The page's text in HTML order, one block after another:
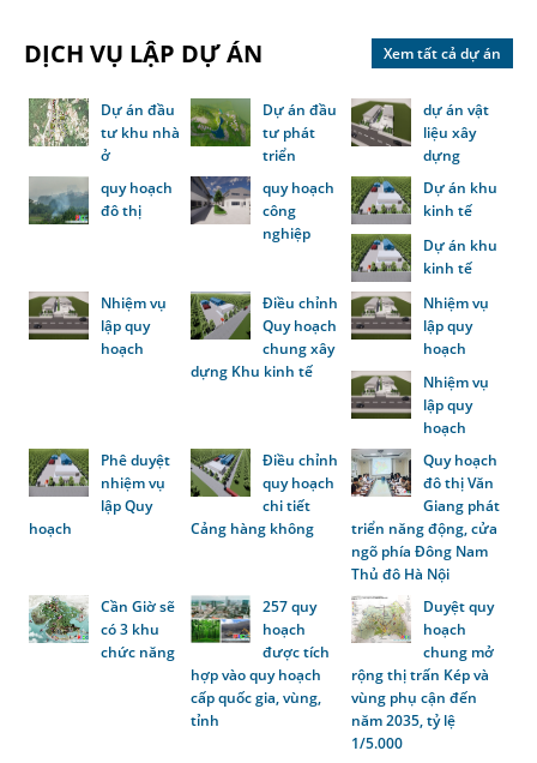
DỊCH VỤ LẬP DỰ ÁN Xem tất cả dự án
Dự án đầu
tư khu nhà
ở
Dự án đầu
tư phát
triển
dự án vật
liệu xây
dựng
quy hoạch
đô thị
quy hoạch
công
nghiệp
Dự án khu
kinh tế
Dự án khu
kinh tế
Nhiệm vụ
lập quy
hoạch
Điều chỉnh
Quy hoạch
chung xây
dựng Khu kinh tế
Nhiệm vụ
lập quy
hoạch
Nhiệm vụ
lập quy
hoạch
Phê duyệt
nhiệm vụ
lập Quy
hoạch
Điều chỉnh
quy hoạch
chi tiết
Cảng hàng không
Quy hoạch
đô thị Văn
Giang phát
triển năng động, cửa
ngõ phía Đông Nam
Thủ đô Hà Nội
Cần Giờ sẽ
có 3 khu
chức năng
257 quy
hoạch
được tích
hợp vào quy hoạch
cấp quốc gia, vùng,
tỉnh
Duyệt quy
hoạch
chung mở
rộng thị trấn Kép và
vùng phụ cận đến
năm 2035, tỷ lệ
1/5.000